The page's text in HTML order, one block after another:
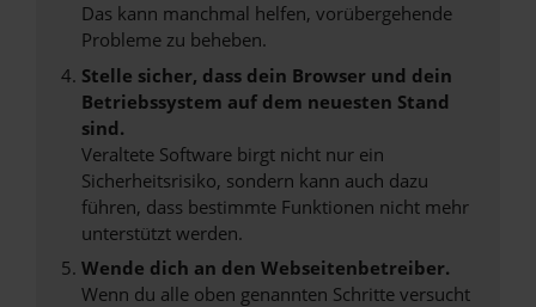
Das kann manchmal helfen, vorübergehende
Probleme zu beheben.
Stelle sicher, dass dein Browser und dein
Betriebssystem auf dem neuesten Stand
sind.
Veraltete Software birgt nicht nur ein
Sicherheitsrisiko, sondern kann auch dazu
führen, dass bestimmte Funktionen nicht mehr
unterstützt werden.
Wende dich an den Webseitenbetreiber.
Wenn du alle oben genannten Schritte versucht